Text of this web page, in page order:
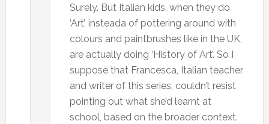
Surely. But Italian kids, when they do
‘Art’, insteada of pottering around with
colours and paintbrushes like in the UK,
are actually doing ‘History of Art’. So I
suppose that Francesca, Italian teacher
and writer of this series, couldn’t resist
pointing out what she’d learnt at
school, based on the broader context.